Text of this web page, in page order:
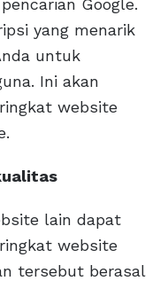
Google.
yang menarik
untuk
Ini akan
website
lain dapat
website
tersebut berasal